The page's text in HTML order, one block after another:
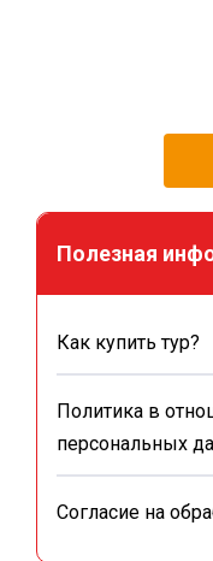
Полезная
Как купить тур?
Политика в
персональных
Согласие на